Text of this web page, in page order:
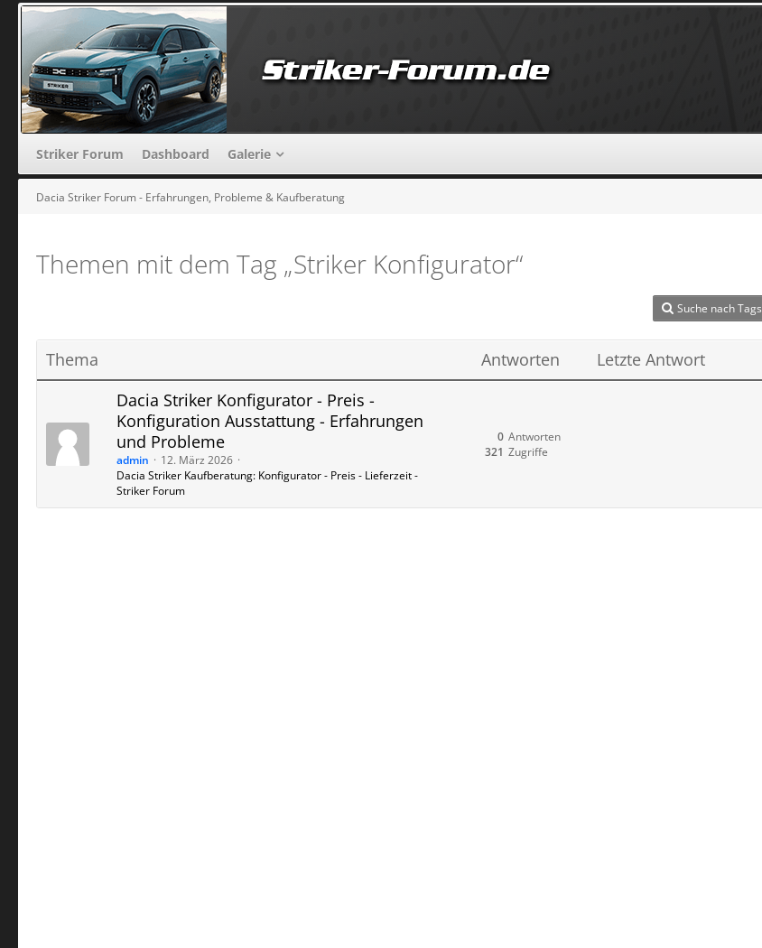
Striker Forum Dashboard Galerie
Dacia Striker Forum - Erfahrungen, Probleme & Kaufberatung
Themen mit dem Tag „Striker Konfigurator“
Suche nach Tags
Thema Antworten
Letzte Antwort
Dacia Striker Konfigurator - Preis -
Konfiguration Ausstattung - Erfahrungen
und Probleme
admin
12. März 2026
Dacia Striker Kaufberatung: Konfigurator - Preis - Lieferzeit -
Striker Forum
Antworten
0
Zugriffe
321